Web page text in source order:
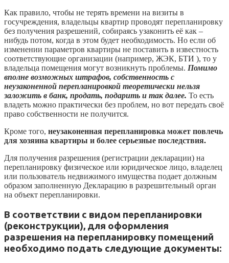
Как правило, чтобы не терять времени на визиты в
госучреждения, владельцы квартир проводят перепланировку
без получения разрешений, собираясь узаконить её как –
нибудь потом, когда в этом будет необходимость. Но если об
изменении параметров квартиры не поставить в известность
соответствующие организации (например, ЖЭК, БТИ ), то у
владельца помещения могут возникнуть проблемы. Помимо
вполне возможных штрафов, собственность с
неузаконенной перепланировкой теоретически нельзя
заложить в банк, продать, подарить и так далее. То есть
владеть можно практически без проблем, но вот передать своё
право собственности не получится.
Кроме того, неузаконенная перепланировка может повлечь
для хозяина квартиры и более серьезные последствия.
Для получения разрешения (регистрации декларации) на
перепланировку физическое или юридическое лицо, владелец
или пользователь недвижимого имущества подает должным
образом заполненную Декларацию в разрешительный орган
на объект перепланировки.
В соответствии с видом перепланировки
(реконструкции), для оформления
разрешения на перепланировку помещений
необходимо подать следующие документы: